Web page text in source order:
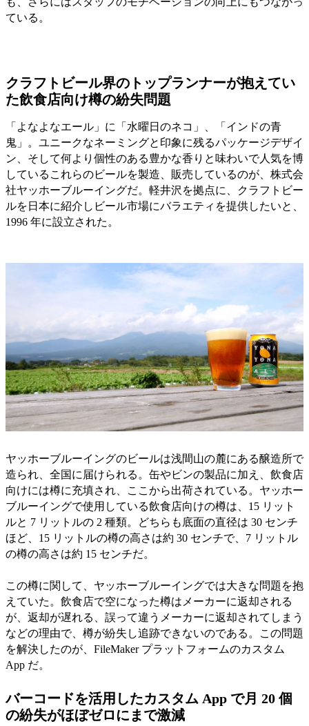
ている。
クラフトビール界のトップランナーが抱えてい
た飲食店向け樽の紛失問題
「よなよなエール」に「水曜日のネコ」、「インドの青
鬼」。ユニークなネーミングと印象に残るパッケージデザイ
ン、そして何より個性のある豊かな香りと味わいで人気を博
しているこれらのビールを製造、販売しているのが、株式会
社ヤッホーブルーイングだ。軽井沢を拠点に、クラフトビー
ルを日本に紹介しビール市場にバラエティを提供したいと、
1996 年に設立された。
ヤッホーブルーイングのビールは浅間山の麓にある醸造所で
造られ、全国に届けられる。缶やビンの製品に加え、飲食店
向けには樽に充填され、ここから出荷されている。ヤッホー
ブルーイングで使用している飲食店向けの樽は、15 リット
ルと 7 リットルの 2 種類。どちらも底面の直径は 30 センチ
ほど、15 リットルの樽の高さは約 30 センチで、7 リットル
の樽の高さは約 15 センチだ。
この樽に関して、ヤッホーブルーイングでは大きな問題を抱
えていた。飲食店で空になった樽はメーカーに返却される
が、返却が遅れる、誤って違うメーカーに返却されてしまう
などの理由で、樽が紛失し追跡できないのである。この問題
を解決したのが、FileMaker プラットフォームのカスタム
App だ。
バーコードを活用したカスタム App で月 20 個
の紛失がほぼゼロにまで激減